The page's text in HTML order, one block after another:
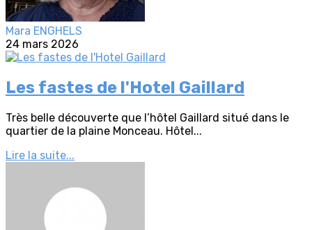
Mara ENGHELS
24 mars 2026
Les fastes de l'Hotel Gaillard
Très belle découverte que l’hôtel Gaillard situé dans le
quartier de la plaine Monceau. Hôtel...
Lire la suite...